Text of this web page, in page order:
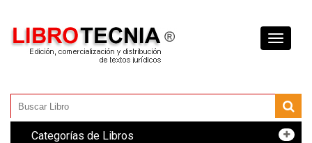
Toggle
Categorías de Libros